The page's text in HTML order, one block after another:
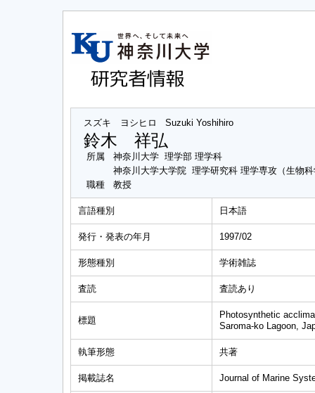
スズキ ヨシヒロ Suzuki Yoshihiro
鈴木 祥弘
所属
神奈川大学 理学部 理学科
神奈川大学大学院 理学研究科 理学専攻（生物
職種
教授
言語種別 日本語
発行・発表の年月 1997/02
形態種別 学術雑誌
査読 査読あり
標題
Photosynthetic
Saroma-ko Lagoon,
執筆形態 共著
掲載誌名 Journal of Marine